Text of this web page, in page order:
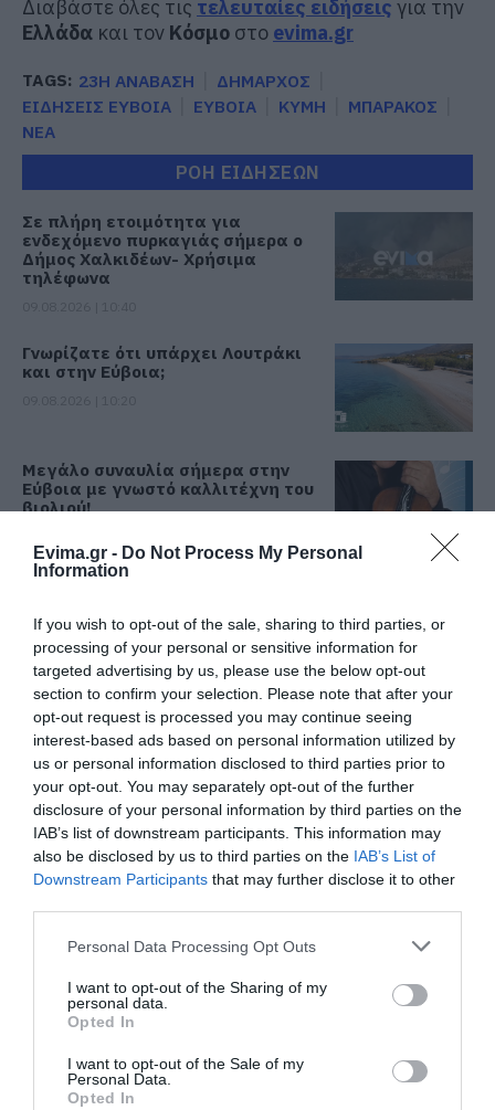
Evima.gr - Do Not Process My Personal
Information
If you wish to opt-out of the sale, sharing to third parties, or
processing of your personal or sensitive information for
targeted advertising by us, please use the below opt-out
section to confirm your selection. Please note that after your
opt-out request is processed you may continue seeing
interest-based ads based on personal information utilized by
us or personal information disclosed to third parties prior to
your opt-out. You may separately opt-out of the further
disclosure of your personal information by third parties on the
IAB’s list of downstream participants. This information may
also be disclosed by us to third parties on the IAB’s List of
Downstream Participants that may further disclose it to other
Please note that this website/app uses one or more Google
not limited to your visit or usage behaviour. You may click to
grant or deny consent to Google and its third-party tags to
use your data for below specified purposes in below Google
consent section.
Personal Data Processing Opt Outs
I want to opt-out of the Sharing of my
personal data.
Opted In
I want to opt-out of the Sale of my
Personal Data.
Opted In
Διαβάστε όλες τις τελευταίες ειδήσεις για την
Ελλάδα και τον Κόσμο στο evima.gr
TAGS: 23Η ΑΝΑΒΑΣΗ
ΔΗΜΑΡΧΟΣ
ΕΙΔΗΣΕΙΣ ΕΥΒΟΙΑ
ΕΥΒΟΙΑ ΚΥΜΗ
ΜΠΑΡΑΚΟΣ
ΝΕΑ
ΡΟΗ ΕΙΔΗΣΕΩΝ
Σε πλήρη ετοιμότητα για
ενδεχόμενο πυρκαγιάς σήμερα ο
Δήμος Χαλκιδέων- Χρήσιμα
τηλέφωνα
Γνωρίζατε ότι υπάρχει Λουτράκι
και στην Εύβοια;
Μεγάλο συναυλία σήμερα στην
Εύβοια με γνωστό καλλιτέχνη του
βιολιού!
Εύβοια
09.08.2026 | 09:40
Σε αυτή την Ενορία του Οσίου
Ιωάννη του Ρώσσου λειτούργησε
χθες ο Μητροπολίτης Χαλκίδος
09.08.2026 | 09:20
Νότια Εύβοια: Μεγάλο Beach Party
σήμερα στη Γαλάζια Λίμνη! Εσύ θα
λείπεις;
09.08.2026 | 09:00
Εορτολόγιο: Ποιοι γιορτάζουν
σήμερα, Κυριακή 9 Αυγούστου
09.08.2026 | 08:40
Καιρός: Καύσωνας και πολλά
μποφόρ σήμερα στην Εύβοια
09.08.2026 | 08:20
Όλες οι τελευταίες ειδήσεις
ΠΕΡΙΣΣΟΤΕΡΑ ΑΠΟ ΑΘΛΗΤΙΚΑ